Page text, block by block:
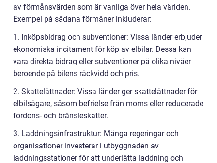
av förmånsvärden som är vanliga över hela världen.
Exempel på sådana förmåner inkluderar:
1. Inköpsbidrag och subventioner: Vissa länder erbjuder
ekonomiska incitament för köp av elbilar. Dessa kan
vara direkta bidrag eller subventioner på olika nivåer
beroende på bilens räckvidd och pris.
2. Skattelättnader: Vissa länder ger skattelättnader för
elbilsägare, såsom befrielse från moms eller reducerade
fordons- och bränsleskatter.
3. Laddningsinfrastruktur: Många regeringar och
organisationer investerar i utbyggnaden av
laddningsstationer för att underlätta laddning och